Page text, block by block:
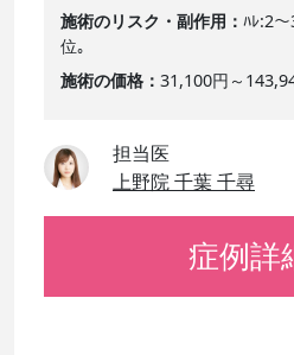
施術のリスク・副作用
ﾊﾚ:2
位｡
施術の価格
31,100円～
担当医
上野院 千葉 千尋
症例詳